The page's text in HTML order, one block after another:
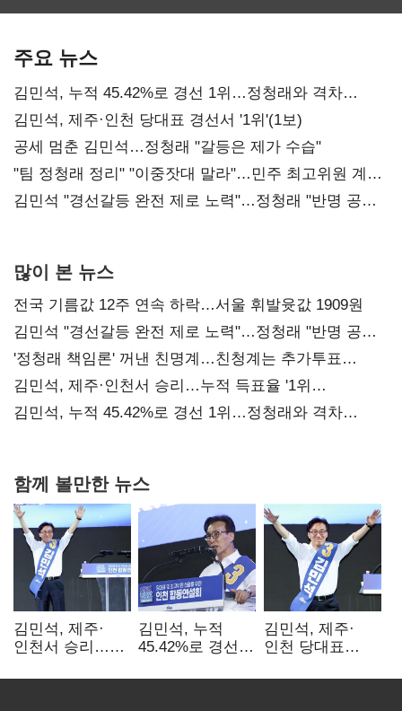
주요 뉴스
김민석, 누적 45.42%로 경선 1위…정청래와 격차
0.86%p(2보)
김민석, 제주·인천 당대표 경선서 '1위'(1보)
공세 멈춘 김민석…정청래 "갈등은 제가 수습"
"팀 정청래 정리" "이중잣대 말라"…민주 최고위원 계파
다툼 격화
김민석 "경선갈등 완전 제로 노력"…정청래 "반명 공세
많이 본 뉴스
전국 기름값 12주 연속 하락…서울 휘발윳값 1909원
김민석 "경선갈등 완전 제로 노력"…정청래 "반명 공세
사과부터"
'정청래 책임론' 꺼낸 친명계…친청계는 추가투표
때리기
김민석, 제주·인천서 승리…누적 득표율 '1위
탈환'(종합)
김민석, 누적 45.42%로 경선 1위…정청래와 격차
함께 볼만한 뉴스
김민석, 제주·
인천서 승리…
탈환'(종합)
김민석, 누적
45.42%로 경선
격차
김민석, 제주·
인천 당대표